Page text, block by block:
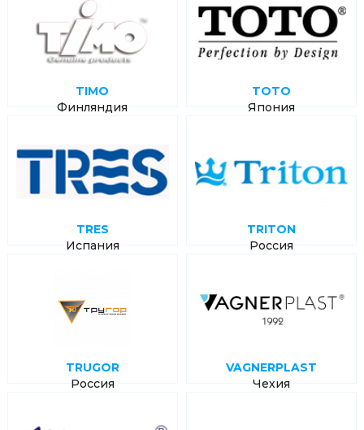
TIMO
Финляндия
TOTO
Япония
TRES
Испания
TRITON
Россия
TRUGOR
Россия
VAGNERPLAST
Чехия